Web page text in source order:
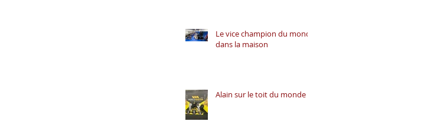
Le vice champion du monde
dans la maison
Alain sur le toit du monde